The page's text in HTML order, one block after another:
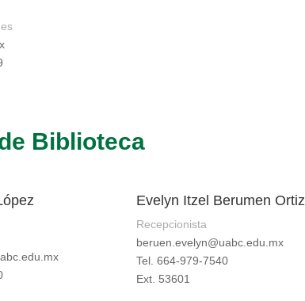
Biblioteca
Evelyn Itzel Berumen Ortiz
Recepcionista
beruen.evelyn@uabc.edu.mx
Tel. 664-979-7540
Ext. 53601